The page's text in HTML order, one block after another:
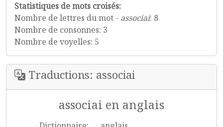
Statistiques de mots croisés:
Nombre de lettres du mot - associai: 8
Nombre de consonnes: 3
Nombre de voyelles: 5
Traductions: associai
associai en anglais